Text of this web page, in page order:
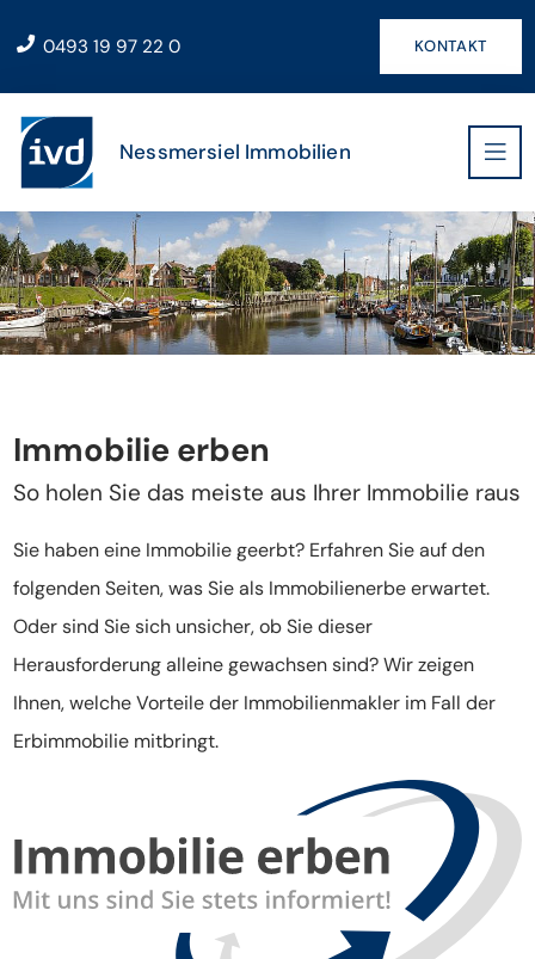
0493 19 97 22 0 KONTAKT
Nessmersiel Immobilien
Immobilie erben
So holen Sie das meiste aus Ihrer Immobilie raus
Sie haben eine Immobilie geerbt? Erfahren Sie auf den
folgenden Seiten, was Sie als Immobilienerbe erwartet.
Oder sind Sie sich unsicher, ob Sie dieser
Herausforderung alleine gewachsen sind? Wir zeigen
Ihnen, welche Vorteile der Immobilienmakler im Fall der
Erbimmobilie mitbringt.